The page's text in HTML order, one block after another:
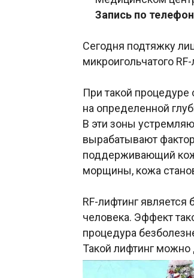
Запись по
Сегодня подтяжку
микроигольчатого
При такой процедуре
на определенной
В эти зоны
вырабатывают
поддерживающий
морщины, кожа
RF-лифтинг
человека. Эффект
процедура
Такой лифтинг можно